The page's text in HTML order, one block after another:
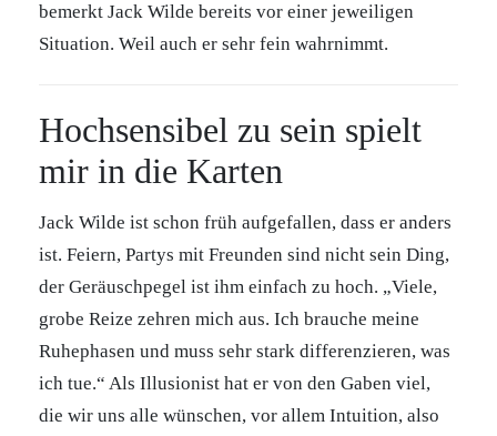
bemerkt Jack Wilde bereits vor einer jeweiligen
Situation. Weil auch er sehr fein wahrnimmt.
Hochsensibel zu sein spielt
mir in die Karten
Jack Wilde ist schon früh aufgefallen, dass er anders
ist. Feiern, Partys mit Freunden sind nicht sein Ding,
der Geräuschpegel ist ihm einfach zu hoch. „Viele,
grobe Reize zehren mich aus. Ich brauche meine
Ruhephasen und muss sehr stark differenzieren, was
ich tue.“ Als Illusionist hat er von den Gaben viel,
die wir uns alle wünschen, vor allem Intuition, also